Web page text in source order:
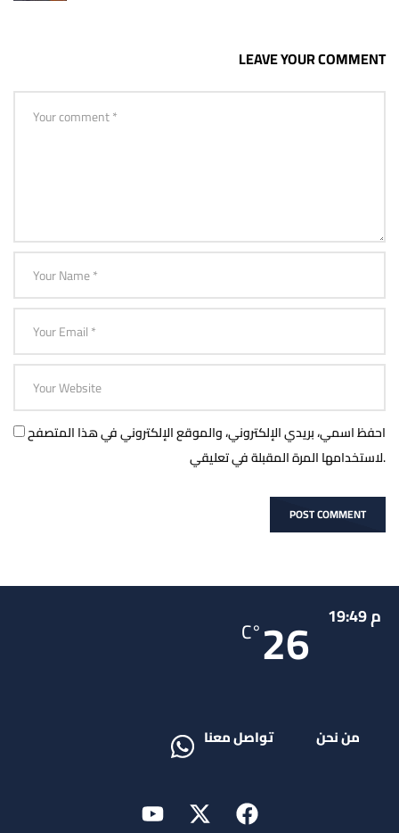
LEAVE YOUR COMMENT
احفظ اسمي، بريدي الإلكتروني، والموقع الإلكتروني في هذا المتصفح
لاستخدامها المرة المقبلة في تعليقي.
م 19:49 26
°C
من نحن تواصل معنا